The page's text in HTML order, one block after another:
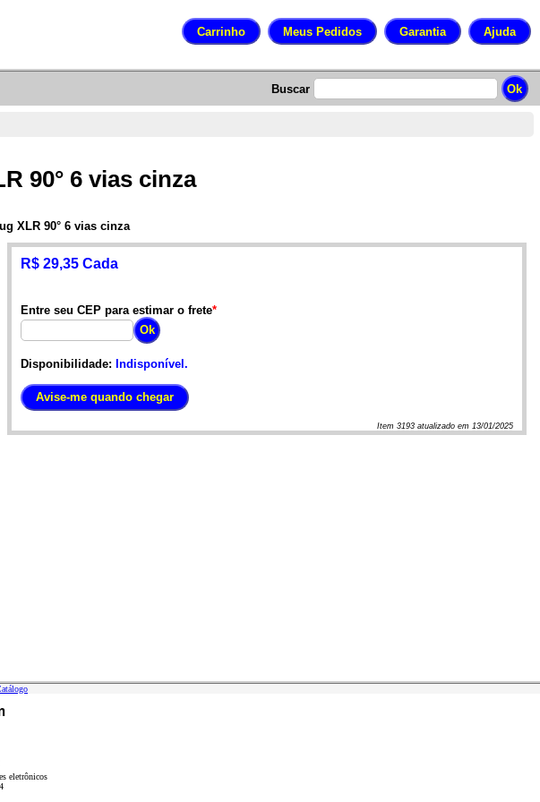
Buscar
90° 6 vias cinza
XLR 90° 6 vias cinza
R$ 29,35 Cada
Entre seu CEP para estimar o frete*
Disponibilidade: Indisponível.
Item3193 atualizado em 13/01/2025
eletrônicos